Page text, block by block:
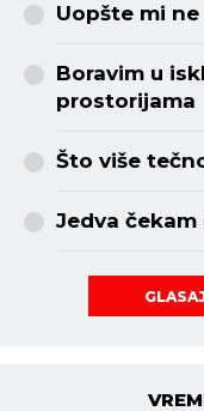
Uopšte mi
Boravim u
prostorijama
Što više
Jedva